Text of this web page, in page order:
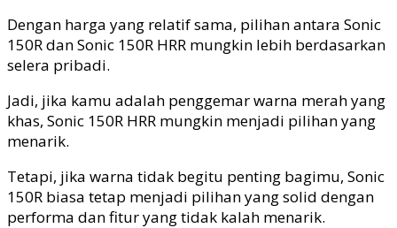
Dengan harga yang relatif sama, pilihan antara Sonic
150R dan Sonic 150R HRR mungkin lebih berdasarkan
selera pribadi.
Jadi, jika kamu adalah penggemar warna merah yang
khas, Sonic 150R HRR mungkin menjadi pilihan yang
menarik.
Tetapi, jika warna tidak begitu penting bagimu, Sonic
150R biasa tetap menjadi pilihan yang solid dengan
performa dan fitur yang tidak kalah menarik.